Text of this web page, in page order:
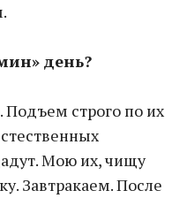
день?
Подъем строго по их
Мою их, чищу
Завтракаем. После